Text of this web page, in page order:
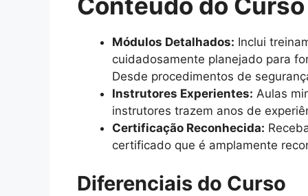
Módulos Detalhados: Inclui
cuidadosamente planejado para
Desde procedimentos de
Instrutores Experientes: Aulas
instrutores trazem anos de
Certificação Reconhecida:
certificado que é amplamente
Diferenciais do Curso